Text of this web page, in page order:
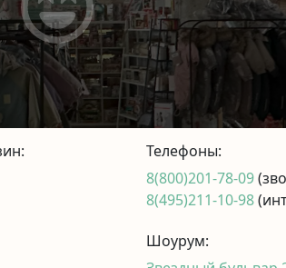
Телефоны:
8(800)201-78-09
8(495)211-10-98
Шоурум: